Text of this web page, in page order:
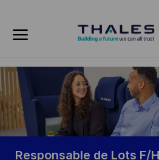
-
Responsable de Lots F/H